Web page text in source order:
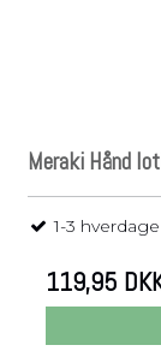
Meraki Hånd
1-3 hverdage
119,95